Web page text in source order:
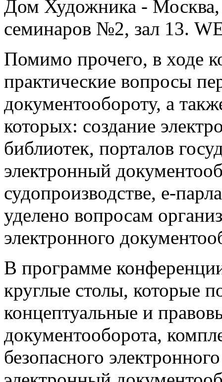
Дом Художника -
семинаров №2, зал 13.
Помимо прочего, в ходе
практические вопросы
документообороту, а
которых: создание
библиотек, порталов
электронный
судопроизводстве, e-
уделено вопросам
электронного
В программе
круглые столы, которые
концептуальные и
документооборота,
безопасного